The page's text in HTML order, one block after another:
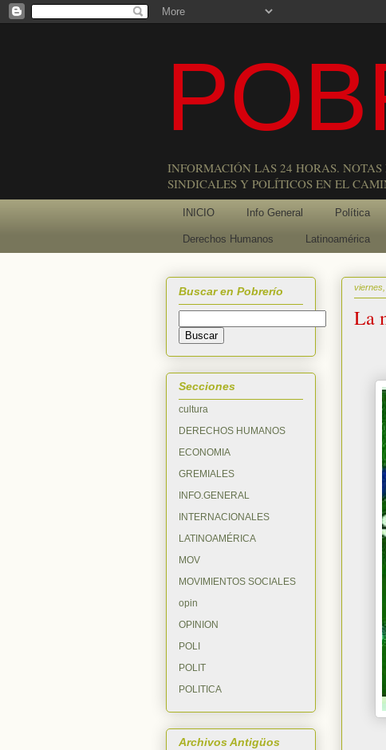
INFORMACIÓN LAS 24 HORAS.
SINDICALES Y POLÍTICOS EN EL
INICIO Info General Política
Derechos Humanos Latinoamérica
La
Buscar en Pobrerío
Secciones
cultura
DERECHOS HUMANOS
ECONOMIA
GREMIALES
INFO.GENERAL
INTERNACIONALES
LATINOAMÉRICA
MOV
MOVIMIENTOS SOCIALES
opin
OPINION
POLI
POLIT
POLITICA
Archivos Antigüos